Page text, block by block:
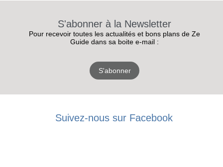
S'abonner à la Newsletter
Pour recevoir toutes les actualités et bons plans de Ze
Guide dans sa boite e-mail :
S'abonner
Suivez-nous sur Facebook